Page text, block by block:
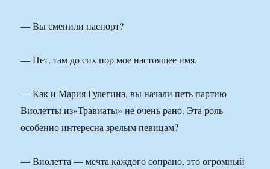
— Вы сменили паспорт?
— Нет, там до сих пор мое настоящее имя.
— Как и Мария Гулегина, вы начали петь партию
Виолетты из«Травиаты» не очень рано. Эта роль
особенно интересна зрелым певицам?
— Виолетта — мечта каждого сопрано, это огромный